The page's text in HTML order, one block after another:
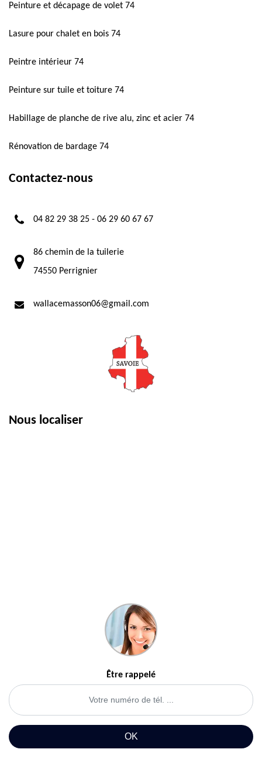
Peinture et décapage de volet 74
Lasure pour chalet en bois 74
Peintre intérieur 74
Peinture sur tuile et toiture 74
Habillage de planche de rive alu, zinc et acier 74
Rénovation de bardage 74
Contactez-nous
04 82 29 38 25 - 06 29 60 67 67
86 chemin de la tuilerie
74550 Perrignier
wallacemasson06@gmail.com
Nous localiser
Être rappelé